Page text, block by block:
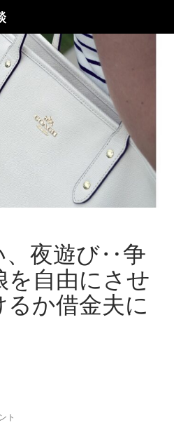
、夜遊び‥争
を自由にさせ
か借金夫に
ト